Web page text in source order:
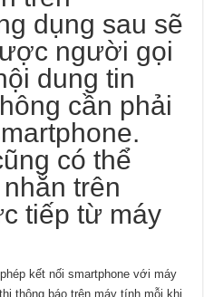
dụng sau sẽ
người gọi
dung tin
cần phải
có thể
trên
tiếp từ máy
kết nối smartphone với máy
thông báo trên máy tính mỗi khi